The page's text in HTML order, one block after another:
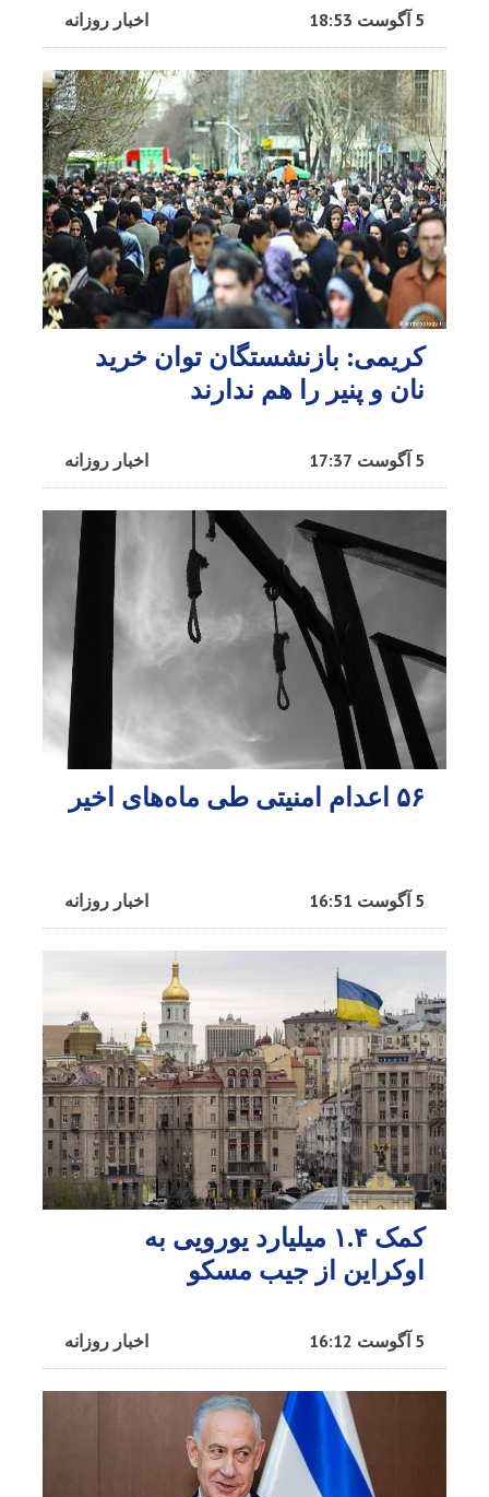
اخبار روزانه 5 آگوست 18:53
کریمی: بازنشستگان توان خرید
نان و پنیر را هم ندارند
اخبار روزانه 5 آگوست 17:37
۵۶ اعدام امنیتی طی ماه‌های اخیر
اخبار روزانه 5 آگوست 16:51
کمک ۱.۴ میلیارد یورویی به
اوکراین از جیب مسکو
اخبار روزانه 5 آگوست 16:12